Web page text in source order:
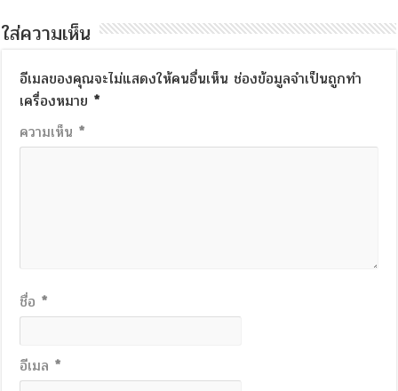
ใส่ความเห็น
อีเมลของคุณจะไม่แสดงให้คนอื่นเห็น ช่องข้อมูลจำเป็นถูกทำ
เครื่องหมาย *
ความเห็น *
ชื่อ *
อีเมล *